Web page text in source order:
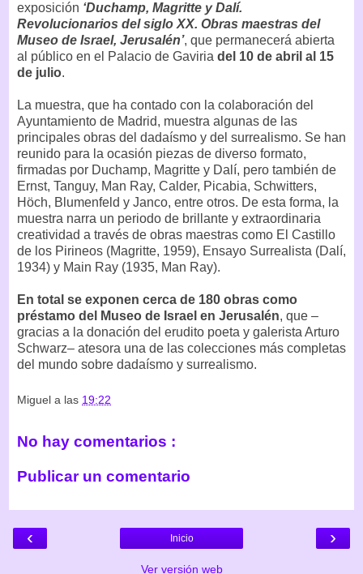
exposición ‘Duchamp, Magritte y Dalí.
Revolucionarios del siglo XX. Obras maestras del
Museo de Israel, Jerusalén’, que permanecerá abierta
al público en el Palacio de Gaviria del 10 de abril al 15
de julio.
La muestra, que ha contado con la colaboración del
Ayuntamiento de Madrid, muestra algunas de las
principales obras del dadaísmo y del surrealismo. Se han
reunido para la ocasión piezas de diverso formato,
firmadas por Duchamp, Magritte y Dalí, pero también de
Ernst, Tanguy, Man Ray, Calder, Picabia, Schwitters,
Höch, Blumenfeld y Janco, entre otros. De esta forma, la
muestra narra un periodo de brillante y extraordinaria
creatividad a través de obras maestras como El Castillo
de los Pirineos (Magritte, 1959), Ensayo Surrealista (Dalí,
1934) y Main Ray (1935, Man Ray).
En total se exponen cerca de 180 obras como
préstamo del Museo de Israel en Jerusalén, que –
gracias a la donación del erudito poeta y galerista Arturo
Schwarz– atesora una de las colecciones más completas
del mundo sobre dadaísmo y surrealismo.
Miguel a las 19:22
No hay comentarios :
Publicar un comentario
‹ ›
Inicio
Ver versión web